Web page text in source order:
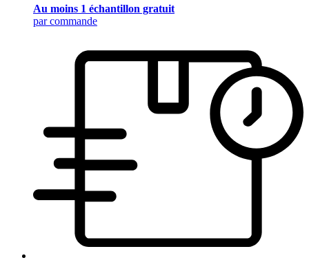
Au moins 1 échantillon gratuit
par commande